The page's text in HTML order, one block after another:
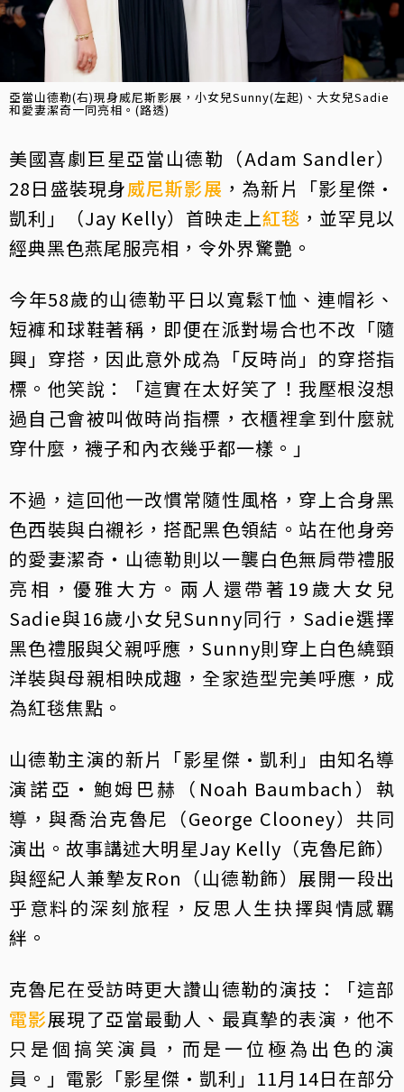
亞當山德勒(右)現身威尼斯影展，小女兒Sunny(左起)、大女兒Sadie
和愛妻潔奇一同亮相。(路透)
美國喜劇巨星亞當山德勒（Adam Sandler）
28日盛裝現身威尼斯影展 ，為新片「影星傑·
凱利」（Jay Kelly）首映走上紅毯 ，並罕見以
經典黑色燕尾服亮相，令外界驚艷。
今年58歲的山德勒平日以寬鬆T恤、連帽衫、
短褲和球鞋著稱，即便在派對場合也不改「隨
興」穿搭，因此意外成為「反時尚」的穿搭指
標。他笑說：「這實在太好笑了！我壓根沒想
過自己會被叫做時尚指標，衣櫃裡拿到什麼就
穿什麼，襪子和內衣幾乎都一樣。」
不過，這回他一改慣常隨性風格，穿上合身黑
色西裝與白襯衫，搭配黑色領結。站在他身旁
的愛妻潔奇・山德勒則以一襲白色無肩帶禮服
亮相，優雅大方。兩人還帶著19歲大女兒
Sadie與16歲小女兒Sunny同行，Sadie選擇
黑色禮服與父親呼應，Sunny則穿上白色繞頸
洋裝與母親相映成趣，全家造型完美呼應，成
為紅毯焦點。
山德勒主演的新片「影星傑·凱利」由知名導
演諾亞‧鮑姆巴赫（Noah Baumbach）執
導，與喬治克魯尼（George Clooney）共同
演出。故事講述大明星Jay Kelly（克魯尼飾）
與經紀人兼摯友Ron（山德勒飾）展開一段出
乎意料的深刻旅程，反思人生抉擇與情感羈
絆。
克魯尼在受訪時更大讚山德勒的演技：「這部
電影展現了亞當最動人、最真摯的表演，他不
只是個搞笑演員，而是一位極為出色的演
員。」電影「影星傑·凱利」11月14日在部分